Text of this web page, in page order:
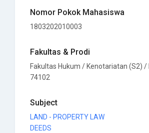
Nomor Pokok Mahasiswa
1803202010003
Fakultas & Prodi
Fakultas Hukum / Kenotariatan (S2) /
74102
Subject
LAND - PROPERTY LAW
DEEDS